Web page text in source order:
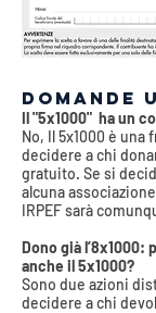
DOMANDE
Il "5x1000" ha un
No, Il 5x1000 è una
decidere a chi
gratuito. Se si
alcuna
IRPEF sarà
Dono già l’8x1000:
anche il 5x1000?
Sono due azioni
decidere a chi